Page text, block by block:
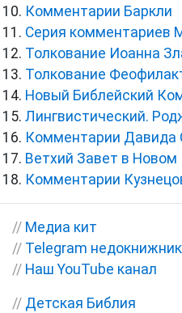
Комментарии Баркли
Серия комментариев
Толкование Иоанна
Толкование
Новый Библейский
Лингвистический.
Комментарии Давида
Ветхий Завет в Новом
Комментарии
// Медиа кит
// Telegram
// Наш YouTube канал
// Детская Библия